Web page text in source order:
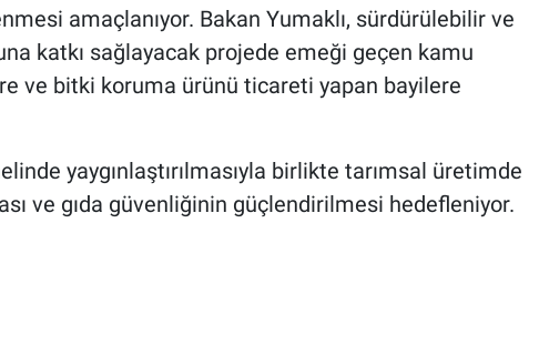
amaçlanıyor. Bakan Yumaklı, sürdürülebilir ve
katkı sağlayacak projede emeği geçen kamu
ve bitki koruma ürünü ticareti yapan bayilere
yaygınlaştırılmasıyla birlikte tarımsal üretimde
ve gıda güvenliğinin güçlendirilmesi hedefleniyor.